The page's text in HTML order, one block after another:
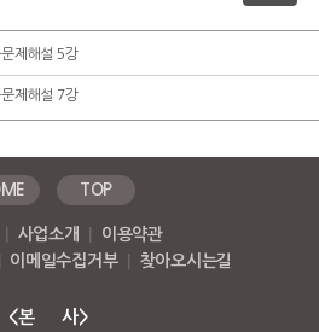
제해설 5강
제해설 7강
TOP
사업소개
이용약관
이메일수집거부 찾아오시는길
<본 사>